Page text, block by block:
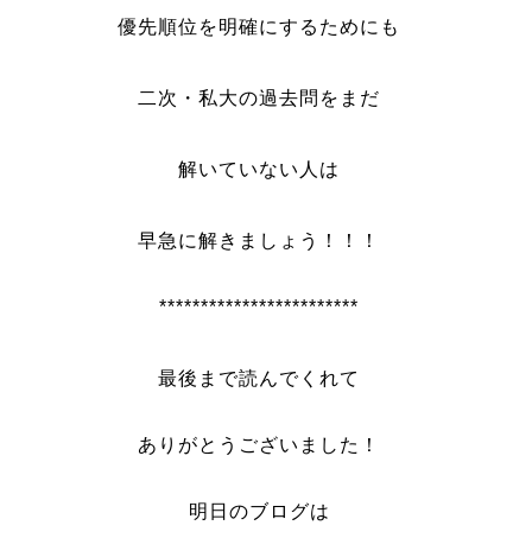
優先順位を明確にするためにも
二次・私大の過去問をまだ
解いていない人は
早急に解きましょう！！！
************************
最後まで読んでくれて
ありがとうございました！
明日のブログは